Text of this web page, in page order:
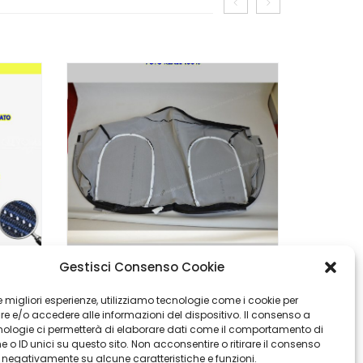
Gestisci Consenso Cookie
migliori esperienze, utilizziamo tecnologie come i cookie per
e/o accedere alle informazioni del dispositivo. Il consenso a
ci permetterà di elaborare dati come il comportamento di
o ID unici su questo sito. Non acconsentire o ritirare il consenso
su alcune caratteristiche e funzioni.
Fiat Panda 169 Tessuto Al Metro Originale – Cotone Accoppiato 2mm
Fodera Coprisedili Nuova Fiat Panda Originale Schienale Posteriore
75,90
€ 32,90
€